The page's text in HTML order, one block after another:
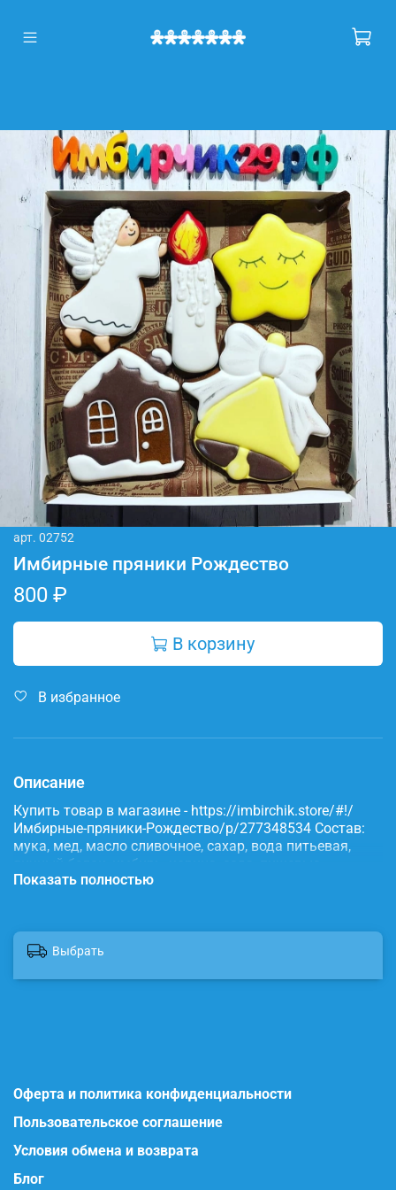
арт. 02752
Имбирные пряники Рождество
800 ₽
В корзину
В избранное
Описание
Купить товар в магазине - https://imbirchik.store/#!/
Имбирные-пряники-Рождество/p/277348534 Состав:
мука, мед, масло сливочное, сахар, вода питьевая,
яичный белок, имбирь, корица, сода, пищевые
красители.
Показать полностью
Выбрать
Оферта и политика конфиденциальности
Пользовательское соглашение
Условия обмена и возврата
Блог